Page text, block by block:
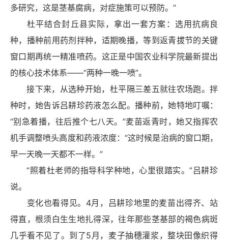
多研究，这是茎基腐病，对症施策可以预防。”
杜平结合封丘县实际，拿出一套方案：选用抗病良
种，播种前用药剂拌种，适期晚播，等到返青拔节的关键
窗口期再统一精准喷药。这正是中国农业科学院最新提出
的核心技术体系——“两种一晚一喷”。
接下来，从选种开始，杜平隔三差五就往农场跑。拌
种时，她告诉吕耕珍药液怎么配。播种前，她特地叮嘱：
“别急着播，往后推个七八天。”麦苗返青时，她又指挥农
机手调整喷头高度和药液浓度：“这时候是治病的窗口期，
早一天晚一天都不一样。”
“照着杜老师的指导科学种地，心里很踏实。”吕耕珍
说。
变化也看得见。4月，吕耕珍地里的麦苗出得齐、站
得直，根须白生生地扎得深，往年那些茎基部的褐色病斑
几乎看不见了。到了5月，麦子抽穗灌浆，整块田像织得